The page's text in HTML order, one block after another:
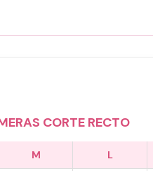
CORTE RECTO
M L